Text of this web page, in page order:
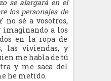
se alargará en el
los personajes de
no sé a vosotros,
imaginando a los
en la ropa de
las viviendas, y
me habla de tú
y me saca del
he metido.